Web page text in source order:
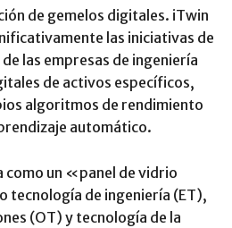
de gemelos digitales. iTwin
las iniciativas de
las empresas de ingeniería
de activos específicos,
algoritmos de rendimiento
automático.
como un «panel de vidrio
tecnología de ingeniería (ET),
(OT) y tecnología de la